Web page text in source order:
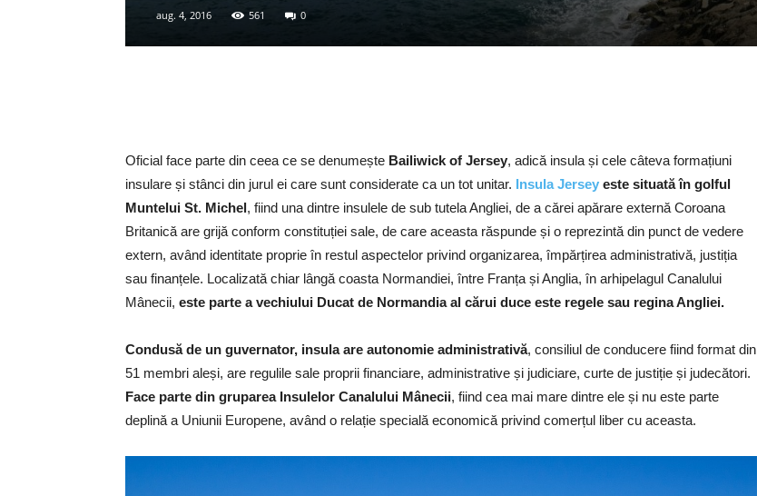
aug. 4, 2016 561 0
Oficial face parte din ceea ce se denumește Bailiwick of Jersey, adică insula și cele câteva formațiuni
insulare și stânci din jurul ei care sunt considerate ca un tot unitar. Insula Jersey este situată în golful
Muntelui St. Michel, fiind una dintre insulele de sub tutela Angliei, de a cărei apărare externă Coroana
Britanică are grijă conform constituției sale, de care aceasta răspunde și o reprezintă din punct de vedere
extern, având identitate proprie în restul aspectelor privind organizarea, împărțirea administrativă, justiția
sau finanțele. Localizată chiar lângă coasta Normandiei, între Franța și Anglia, în arhipelagul Canalului
Mânecii, este parte a vechiului Ducat de Normandia al cărui duce este regele sau regina Angliei.
Condusă de un guvernator, insula are autonomie administrativă, consiliul de conducere fiind format din
51 membri aleși, are regulile sale proprii financiare, administrative și judiciare, curte de justiție și judecători.
Face parte din gruparea Insulelor Canalului Mânecii, fiind cea mai mare dintre ele și nu este parte
deplină a Uniunii Europene, având o relație specială economică privind comerțul liber cu aceasta.